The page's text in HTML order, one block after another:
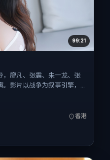
99:21
，廖凡、张震、朱一龙、张
影片以战争为叙事引擎，
会的人情与规则推进人物抉
香港首映（春节档前后），
细腻表演的观众。
香港